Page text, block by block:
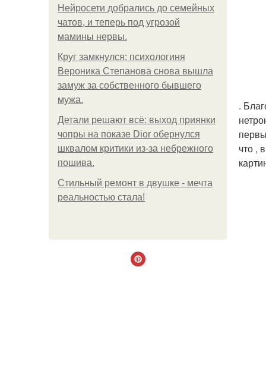
Нейросети добрались до семейных
чатов, и теперь под угрозой
мамины нервы.
Круг замкнулся: психологиня
Вероника Степанова снова вышла
замуж за собственного бывшего
мужа.
Детали решают всё: выход приянки
чопры на показе Dior обернулся
шквалом критики из-за небрежного
пошива.
Стильный ремонт в двушке - мечта
реальностью стала!
.
что ,